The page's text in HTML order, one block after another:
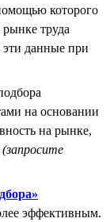
которого
труда
эти данные при
на основании
на рынке,
(запросите
эффективным.